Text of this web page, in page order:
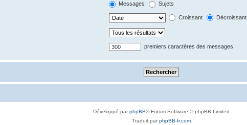
Messages Sujets
Croissant Décroissant
premiers caractères des messages
Développé parphpBB® Forum Software © phpBB Limited
Traduit parphpBB-fr.com